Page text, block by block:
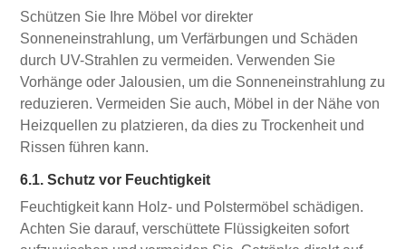
Schützen Sie Ihre Möbel vor direkter
Sonneneinstrahlung, um Verfärbungen und Schäden
durch UV-Strahlen zu vermeiden. Verwenden Sie
Vorhänge oder Jalousien, um die Sonneneinstrahlung zu
reduzieren. Vermeiden Sie auch, Möbel in der Nähe von
Heizquellen zu platzieren, da dies zu Trockenheit und
Rissen führen kann.
6.1. Schutz vor Feuchtigkeit
Feuchtigkeit kann Holz- und Polstermöbel schädigen.
Achten Sie darauf, verschüttete Flüssigkeiten sofort